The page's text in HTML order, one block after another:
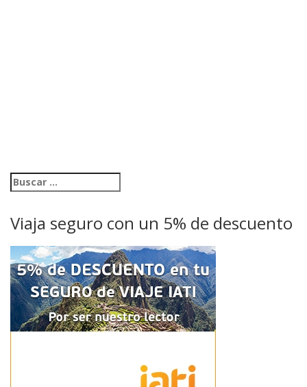
Viaja seguro con un 5% de descuento